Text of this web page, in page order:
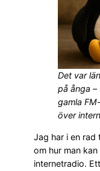
Det var
på ånga
gamla
över
Jag har i en rad
om hur man
internetradio.